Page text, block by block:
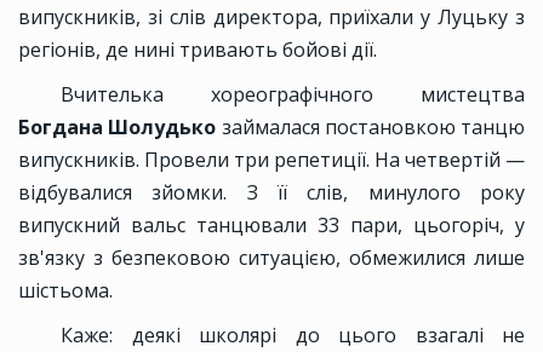
випускників, зі слів директора, приїхали у Луцьку з
регіонів, де нині тривають бойові дії.
Вчителька хореографічного мистецтва
Богдана Шолудько займалася постановкою танцю
випускників. Провели три репетиції. На четвертій —
відбувалися зйомки. З її слів, минулого року
випускний вальс танцювали 33 пари, цьогоріч, у
зв'язку з безпековою ситуацією, обмежилися лише
шістьома.
Каже: деякі школярі до цього взагалі не